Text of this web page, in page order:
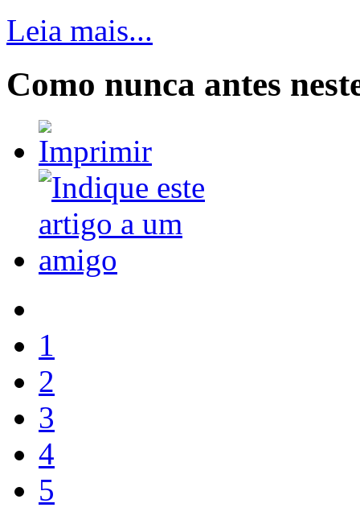
Leia mais...
Como nunca antes
1
2
3
4
5